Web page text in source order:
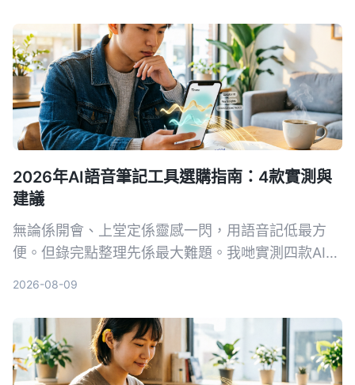
2026年AI語音筆記工具選購指南：4款實測與
建議
無論係開會、上堂定係靈感一閃，用語音記低最方
便。但錄完點整理先係最大難題。我哋實測四款AI語
知識。
2026-08-09